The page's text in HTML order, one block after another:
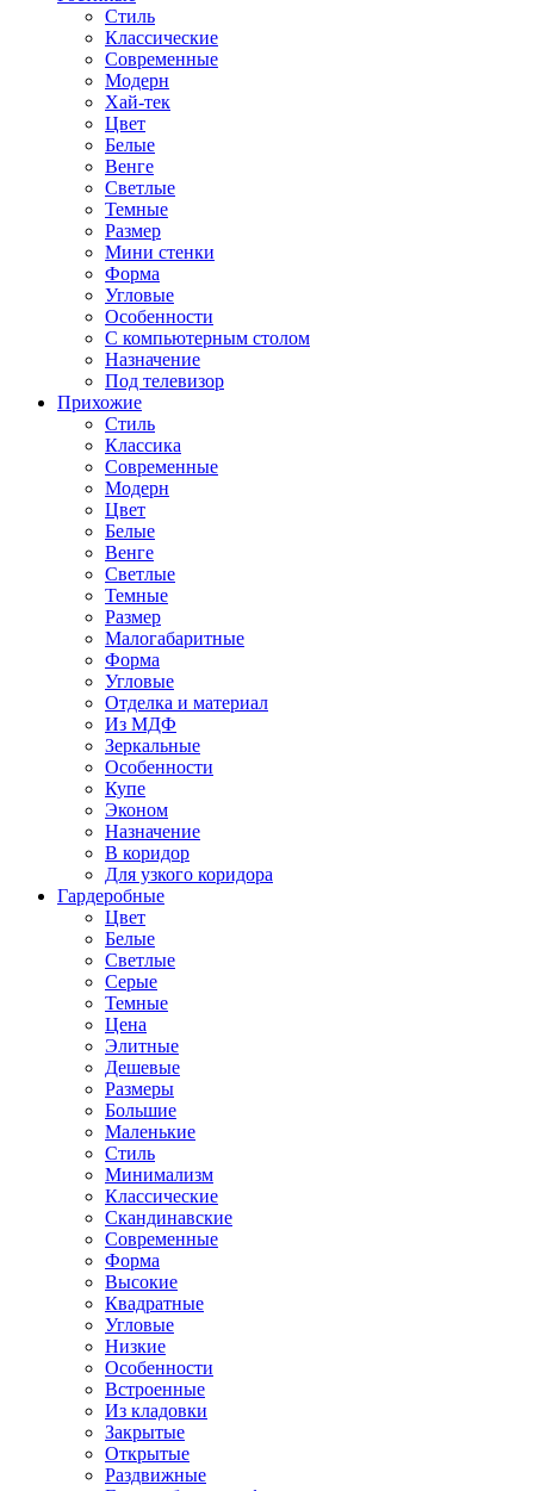
Стиль
Классические
Современные
Модерн
Хай-тек
Цвет
Белые
Венге
Светлые
Темные
Размер
Мини стенки
Форма
Угловые
Особенности
С компьютерным столом
Назначение
Под телевизор
Прихожие
Стиль
Классика
Современные
Модерн
Цвет
Белые
Венге
Светлые
Темные
Размер
Малогабаритные
Форма
Угловые
Отделка и материал
Из МДФ
Зеркальные
Особенности
Купе
Эконом
Назначение
В коридор
Для узкого коридора
Гардеробные
Цвет
Белые
Светлые
Серые
Темные
Цена
Элитные
Дешевые
Размеры
Большие
Маленькие
Стиль
Минимализм
Классические
Скандинавские
Современные
Форма
Высокие
Квадратные
Угловые
Низкие
Особенности
Встроенные
Из кладовки
Закрытые
Открытые
Раздвижные